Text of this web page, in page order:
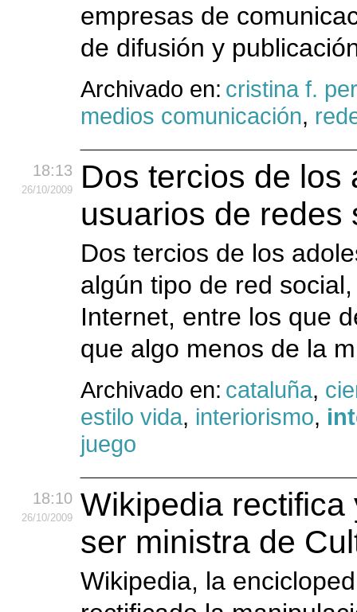
empresas de
de difusión y
Archivado en: cristina f.
medios comunicación,
18:13
26/10/2009
Dos tercios de los
usuarios de redes
Dos tercios de los
algún tipo de red
Internet, entre los que
que algo menos de la
Archivado en: cataluña,
estilo vida, interiorismo,
juego
18:10
26/10/2009
Wikipedia
ser ministra de
Wikipedia, la